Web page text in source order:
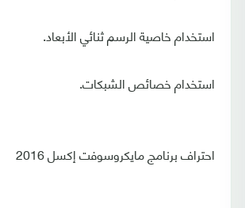
استخدام خاصية الرسم ثنائي الأبعاد.
استخدام خصائص الشبكات.
احتراف برنامج مايكروسوفت إكسل 2016